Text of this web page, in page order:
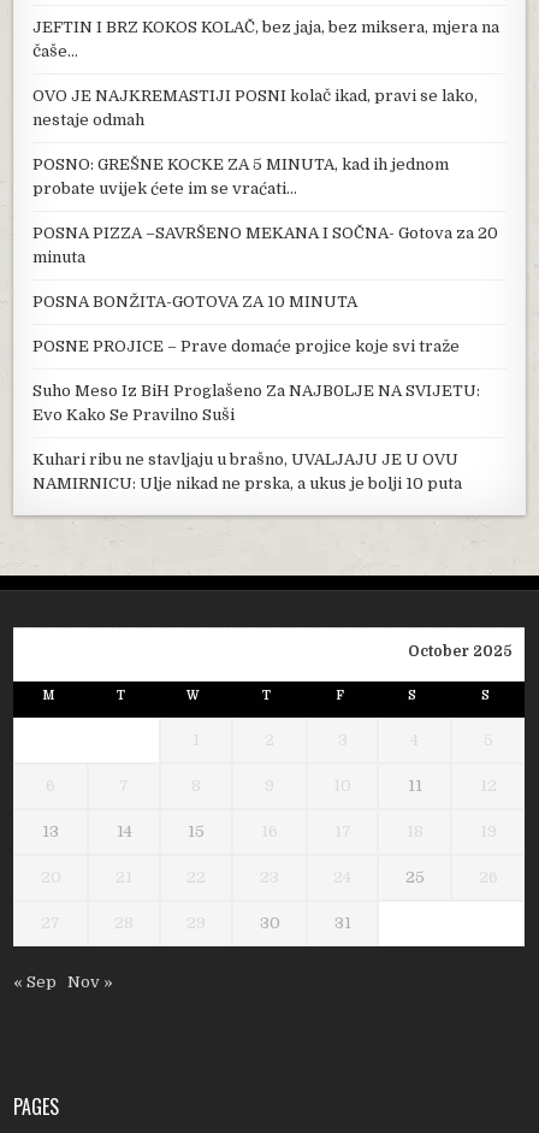
JEFTIN I BRZ KOKOS KOLAČ, bez jaja, bez miksera, mjera na
čaše…
OVO JE NAJKREMASTIJI POSNI kolač ikad, pravi se lako,
nestaje odmah
POSNO: GREŠNE KOCKE ZA 5 MINUTA, kad ih jednom
probate uvijek ćete im se vraćati…
POSNA PIZZA –SAVRŠENO MEKANA I SOČNA- Gotova za 20
minuta
POSNA BONŽITA-GOTOVA ZA 10 MINUTA
POSNE PROJICE – Prave domaće projice koje svi traže
Suho Meso Iz BiH Proglašeno Za NAJB0LJE NA SVIJETU:
Evo Kako Se Pravilno Suši
Kuhari ribu ne stavljaju u brašno, UVALJAJU JE U OVU
NAMIRNICU: Ulje nikad ne prska, a ukus je bolji 10 puta
October 2025
M T W T F S S
1 2 3 4 5
6 7 8 9 10 11 12
13 14 15 16 17 18 19
20 21 22 23 24 25 26
27 28 29 30 31
« Sep Nov »
PAGES